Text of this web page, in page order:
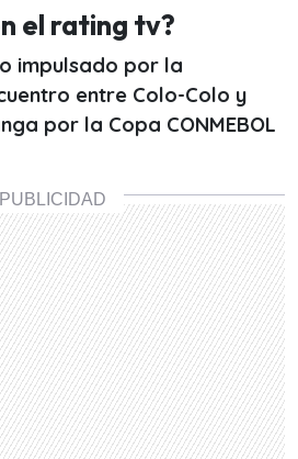
el rating tv?
impulsado por la
entre Colo-Colo y
por la Copa CONMEBOL